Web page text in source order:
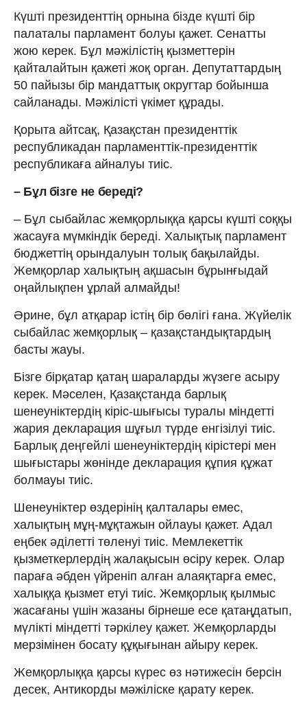
Күшті президенттің орнына бізде күшті бір
палаталы парламент болуы қажет. Сенатты
жою керек. Бұл мәжілістің қызметтерін
қайталайтын қажеті жоқ орган. Депутаттардың
50 пайызы бір мандаттық округтар бойынша
сайланады. Мәжілісті үкімет құрады.
Қорыта айтсақ, Қазақстан президенттік
республикадан парламенттік-президенттік
республикаға айналуы тиіс.
– Бұл бізге не береді?
– Бұл сыбайлас жемқорлыққа қарсы күшті соққы
жасауға мүмкіндік береді. Халықтық парламент
бюджеттің орындалуын толық бақылайды.
Жемқорлар халықтың ақшасын бұрынғыдай
оңайлықпен ұрлай алмайды!
Әрине, бұл атқарар істің бір бөлігі ғана. Жүйелік
сыбайлас жемқорлық – қазақстандықтардың
басты жауы.
Бізге бірқатар қатаң шараларды жүзеге асыру
керек. Мәселен, Қазақстанда барлық
шенеуніктердің кіріс-шығысы туралы міндетті
жария декларация шұғыл түрде енгізілуі тиіс.
Барлық деңгейлі шенеуніктердің кірістері мен
шығыстары жөнінде декларация құпия құжат
болмауы тиіс.
Шенеуніктер өздерінің қалталары емес,
халықтың мұң-мұқтажын ойлауы қажет. Адал
еңбек әділетті төленуі тиіс. Мемлекеттік
қызметкерлердің жалақысын өсіру керек. Олар
параға әбден үйреніп алған алаяқтарға емес,
халыққа қызмет етуі тиіс. Жемқорлық қылмыс
жасағаны үшін жазаны бірнеше есе қатаңдатып,
мүлікті міндетті тәркілеу қажет. Жемқорларды
мерзімінен босату құқығынан айыру керек.
Жемқорлыққа қарсы күрес өз нәтижесін берсін
десек, Антикорды мәжіліске қарату керек.